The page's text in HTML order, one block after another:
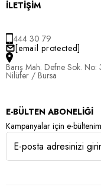
İLETİŞİM
444 30 79
[email protected]
Barış Mah. Defne Sok. No:
Nilüfer / Bursa
E-BÜLTEN ABONELİĞİ
Kampanyalar için e-